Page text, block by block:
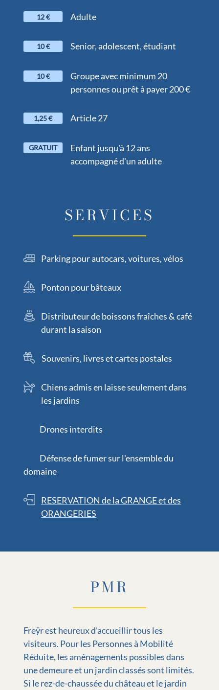
12 € Adulte
10 € Senior, adolescent, étudiant
10 €
Groupe avec minimum 20
personnes ou prêt à payer 200 €
1,25 € Article 27
GRATUIT
Enfant jusqu'à 12 ans
accompagné d'un adulte
SERVICES
Parking pour autocars, voitures, vélos
Ponton pour bâteaux
Distributeur de boissons fraîches & café
durant la saison
Souvenirs, livres et cartes postales
Chiens admis en laisse seulement dans
les jardins
Drones interdits
Défense de fumer sur l'ensemble du
domaine
RESERVATION de la GRANGE et des
ORANGERIES
PMR
Freÿr est heureux d’accueillir tous les
visiteurs. Pour les Personnes à Mobilité
Réduite, les aménagements possibles dans
une demeure et un jardin classés sont limités.
Si le rez-de-chaussée du château et le jardin